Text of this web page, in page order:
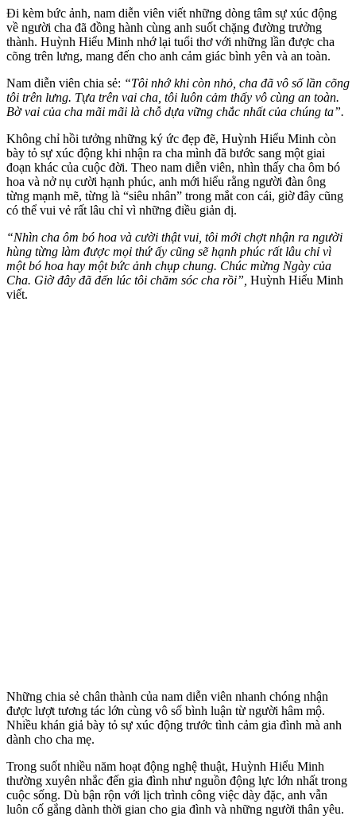
Đi kèm bức ảnh, nam diễn viên viết những dòng tâm sự xúc động
về người cha đã đồng hành cùng anh suốt chặng đường trưởng
thành. Huỳnh Hiểu Minh nhớ lại tuổi thơ với những lần được cha
cõng trên lưng, mang đến cho anh cảm giác bình yên và an toàn.
Nam diễn viên chia sẻ: “Tôi nhớ khi còn nhỏ, cha đã vô số lần cõng
tôi trên lưng. Tựa trên vai cha, tôi luôn cảm thấy vô cùng an toàn.
Bờ vai của cha mãi mãi là chỗ dựa vững chắc nhất của chúng ta”.
Không chỉ hồi tưởng những ký ức đẹp đẽ, Huỳnh Hiểu Minh còn
bày tỏ sự xúc động khi nhận ra cha mình đã bước sang một giai
đoạn khác của cuộc đời. Theo nam diễn viên, nhìn thấy cha ôm bó
hoa và nở nụ cười hạnh phúc, anh mới hiểu rằng người đàn ông
từng mạnh mẽ, từng là “siêu nhân” trong mắt con cái, giờ đây cũng
có thể vui vẻ rất lâu chỉ vì những điều giản dị.
“Nhìn cha ôm bó hoa và cười thật vui, tôi mới chợt nhận ra người
hùng từng làm được mọi thứ ấy cũng sẽ hạnh phúc rất lâu chỉ vì
một bó hoa hay một bức ảnh chụp chung. Chúc mừng Ngày của
Cha. Giờ đây đã đến lúc tôi chăm sóc cha rồi”, Huỳnh Hiểu Minh
viết.
Những chia sẻ chân thành của nam diễn viên nhanh chóng nhận
được lượt tương tác lớn cùng vô số bình luận từ người hâm mộ.
Nhiều khán giả bày tỏ sự xúc động trước tình cảm gia đình mà anh
dành cho cha mẹ.
Trong suốt nhiều năm hoạt động nghệ thuật, Huỳnh Hiểu Minh
thường xuyên nhắc đến gia đình như nguồn động lực lớn nhất trong
cuộc sống. Dù bận rộn với lịch trình công việc dày đặc, anh vẫn
luôn cố gắng dành thời gian cho gia đình và những người thân yêu.